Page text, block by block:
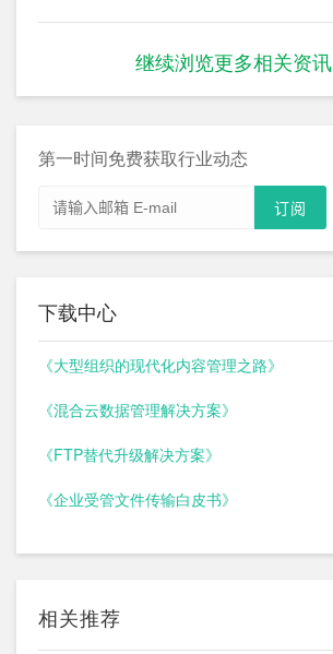
继续浏览更多相关资讯
第一时间免费获取行业动态
下载中心
《大型组织的现代化内容管理之路》
《混合云数据管理解决方案》
《FTP替代升级解决方案》
《企业受管文件传输白皮书》
相关推荐